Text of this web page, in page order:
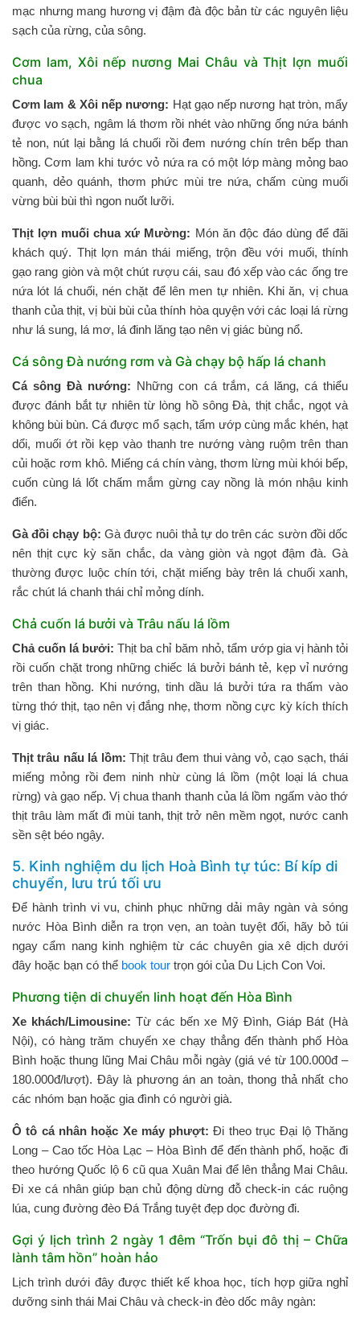
mạc nhưng mang hương vị đậm đà độc bản từ các nguyên liệu
sạch của rừng, của sông.
Cơm lam, Xôi nếp nương Mai Châu và Thịt lợn muối
chua
Cơm lam & Xôi nếp nương: Hạt gạo nếp nương hạt tròn, mẩy
được vo sạch, ngâm lá thơm rồi nhét vào những ống nứa bánh
tẻ non, nút lại bằng lá chuối rồi đem nướng chín trên bếp than
hồng. Cơm lam khi tước vỏ nứa ra có một lớp màng mỏng bao
quanh, dẻo quánh, thơm phức mùi tre nứa, chấm cùng muối
vừng bùi bùi thì ngon nuốt lưỡi.
Thịt lợn muối chua xứ Mường: Món ăn độc đáo dùng để đãi
khách quý. Thịt lợn mán thái miếng, trộn đều với muối, thính
gạo rang giòn và một chút rượu cái, sau đó xếp vào các ống tre
nứa lót lá chuối, nén chặt để lên men tự nhiên. Khi ăn, vị chua
thanh của thịt, vị bùi bùi của thính hòa quyện với các loại lá rừng
như lá sung, lá mơ, lá đinh lăng tạo nên vị giác bùng nổ.
Cá sông Đà nướng rơm và Gà chạy bộ hấp lá chanh
Cá sông Đà nướng: Những con cá trắm, cá lăng, cá thiểu
được đánh bắt tự nhiên từ lòng hồ sông Đà, thịt chắc, ngọt và
không bùi bùn. Cá được mổ sạch, tẩm ướp cùng mắc khén, hạt
dổi, muối ớt rồi kẹp vào thanh tre nướng vàng ruộm trên than
củi hoặc rơm khô. Miếng cá chín vàng, thơm lừng mùi khói bếp,
cuốn cùng lá lốt chấm mắm gừng cay nồng là món nhậu kinh
điển.
Gà đồi chạy bộ: Gà được nuôi thả tự do trên các sườn đồi dốc
nên thịt cực kỳ săn chắc, da vàng giòn và ngọt đậm đà. Gà
thường được luộc chín tới, chặt miếng bày trên lá chuối xanh,
rắc chút lá chanh thái chỉ mỏng dính.
Chả cuốn lá bưởi và Trâu nấu lá lồm
Chả cuốn lá bưởi: Thịt ba chỉ băm nhỏ, tẩm ướp gia vị hành tỏi
rồi cuốn chặt trong những chiếc lá bưởi bánh tẻ, kẹp vỉ nướng
trên than hồng. Khi nướng, tinh dầu lá bưởi tứa ra thấm vào
từng thớ thịt, tạo nên vị đắng nhẹ, thơm nồng cực kỳ kích thích
vị giác.
Thịt trâu nấu lá lồm: Thịt trâu đem thui vàng vỏ, cạo sạch, thái
miếng mỏng rồi đem ninh nhừ cùng lá lồm (một loại lá chua
rừng) và gạo nếp. Vị chua thanh thanh của lá lồm ngấm vào thớ
thịt trâu làm mất đi mùi tanh, thịt trở nên mềm ngọt, nước canh
sền sệt béo ngậy.
5. Kinh nghiệm du lịch Hoà Bình tự túc: Bí kíp di
chuyển, lưu trú tối ưu
Để hành trình vi vu, chinh phục những dải mây ngàn và sóng
nước Hòa Bình diễn ra trọn vẹn, an toàn tuyệt đối, hãy bỏ túi
ngay cẩm nang kinh nghiệm từ các chuyên gia xê dịch dưới
đây hoặc bạn có thể book tour trọn gói của Du Lịch Con Voi.
Phương tiện di chuyển linh hoạt đến Hòa Bình
Xe khách/Limousine: Từ các bến xe Mỹ Đình, Giáp Bát (Hà
Nội), có hàng trăm chuyến xe chạy thẳng đến thành phố Hòa
Bình hoặc thung lũng Mai Châu mỗi ngày (giá vé từ 100.000đ –
180.000đ/lượt). Đây là phương án an toàn, thong thả nhất cho
các nhóm bạn hoặc gia đình có người già.
Ô tô cá nhân hoặc Xe máy phượt: Đi theo trục Đại lộ Thăng
Long – Cao tốc Hòa Lạc – Hòa Bình để đến thành phố, hoặc đi
theo hướng Quốc lộ 6 cũ qua Xuân Mai để lên thẳng Mai Châu.
Đi xe cá nhân giúp bạn chủ động dừng đỗ check-in các ruộng
lúa, cung đường đèo Đá Trắng tuyệt đẹp dọc đường đi.
Gợi ý lịch trình 2 ngày 1 đêm “Trốn bụi đô thị – Chữa
lành tâm hồn” hoàn hảo
Lịch trình dưới đây được thiết kế khoa học, tích hợp giữa nghỉ
dưỡng sinh thái Mai Châu và check-in đèo dốc mây ngàn: